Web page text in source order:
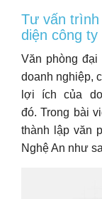
Tư vấn trình
diện công
Văn phòng
doanh nghiệp,
lợi ích của
đó. Trong bài
thành lập văn
Nghệ An như